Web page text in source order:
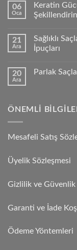
06
Oca
Keratin
Şekillendirin
21
Ara
Sağlıklı
İpuçları
20
Ara
Parlak
ÖNEMLI
Mesafeli Satış
Üyelik Sözleşmesi
Gizlilik ve Güvenlik
Garanti ve İade
Ödeme Yöntemleri